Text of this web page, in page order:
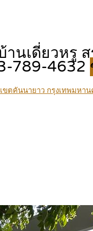
นเดี่ยวหรู
789-4632
ขตคันนายาว กรุงเทพมหาน